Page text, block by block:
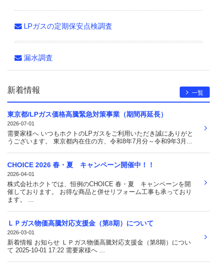
LPガスの定期保安点検調査
漏水調査
新着情報 一覧
東京都/LPガス価格高騰緊急対策事業（期間再延長）
2026-07-01
需要家様へ いつもホクトのLPガスをご利用いただき誠にありがと
うございます。 東京都内在住の方、令和8年7月分～令和9年3月...
CHOICE 2026 春・夏 キャンペーン開催中！！
2026-04-01
株式会社ホクトでは、恒例のCHOICE 春・夏 キャンペーンを開
催しております。 お得な商品と併せリフォーム工事も承っており
ます。 ...
ＬＰガス物価高騰対応支援金（第8期）について
2026-03-01
新着情報 お知らせ ＬＰガス物価高騰対応支援金（第8期）につい
て 2025-10-01 17:22 需要家様へ ...